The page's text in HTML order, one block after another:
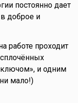
постоянно дает
доброе и
работе проходит
сплочённых
ключом», и одним
мало!)